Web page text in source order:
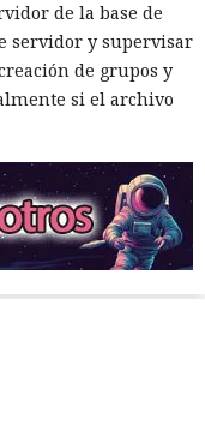
de la base de
servidor y supervisar
de grupos y
si el archivo